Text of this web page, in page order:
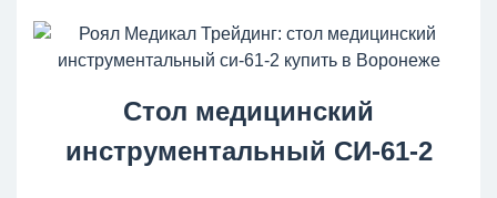
Стол медицинский
инструментальный СИ-61-2